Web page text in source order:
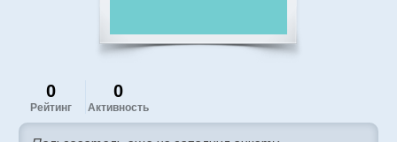
0
Рейтинг
0
Активность